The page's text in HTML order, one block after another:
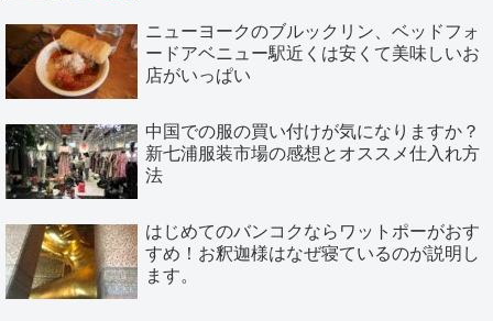
ニューヨークのブルックリン、ベッドフォ
ードアベニュー駅近くは安くて美味しいお
店がいっぱい
中国での服の買い付けが気になりますか？
新七浦服装市場の感想とオススメ仕入れ方
法
はじめてのバンコクならワットポーがおす
すめ！お釈迦様はなぜ寝ているのが説明し
ます。